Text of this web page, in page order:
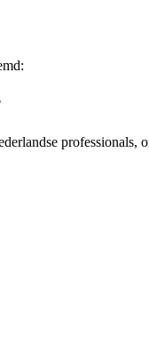
professionals,